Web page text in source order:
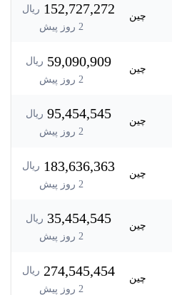
چین 152,727,272 ریال
2 روز پیش
چین 59,090,909 ریال
2 روز پیش
چین 95,454,545 ریال
2 روز پیش
چین 183,636,363 ریال
2 روز پیش
چین 35,454,545 ریال
2 روز پیش
چین 274,545,454 ریال
2 روز پیش